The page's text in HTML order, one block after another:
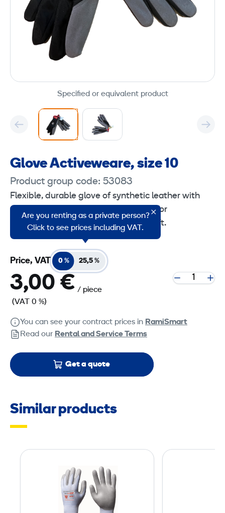
Specified or equivalent product
Glove Activeweare, size 10
Product group code: 53083
Flexible, durable glove of synthetic leather with
very good dexterity and fit. Suitable for
installation, workshops, and handicraft.
Are you renting as a private person?
Click to see prices including VAT.
Price, VAT 0 % 25,5 %
3,00 € / piece
(VAT 0 %)
You can see your contract prices in RamiSmart
Read our Rental and Service Terms
Get a quote
Similar products
o
v